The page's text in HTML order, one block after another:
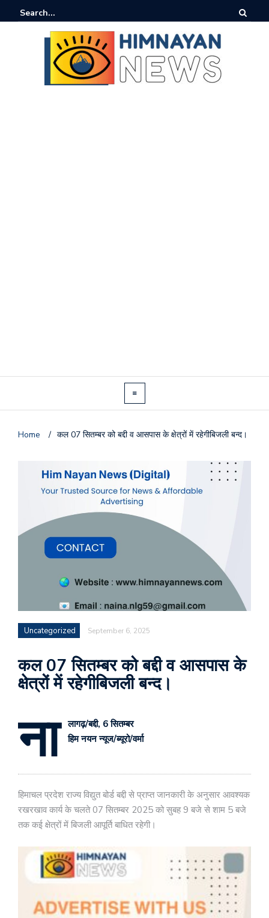
Home / कल 07 सितम्बर को बद्दी व आसपास के क्षेत्रों में रहेगीबिजली बन्द।
Uncategorized September 6, 2025
कल 07 सितम्बर को बद्दी व आसपास के
क्षेत्रों में रहेगीबिजली बन्द।
ना
लागढ़/बद्दी, 6 सितम्बर
हिम नयन न्यूज/ब्यूरो/वर्मा
हिमाचल प्रदेश राज्य विद्युत बोर्ड बद्दी से प्राप्त जानकारी के अनुसार आवश्यक
रखरखाव कार्य के चलते 07 सितम्बर 2025 को सुबह 9 बजे से शाम 5 बजे
तक कई क्षेत्रों में बिजली आपूर्ति बाधित रहेगी।